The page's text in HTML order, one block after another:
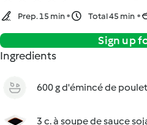
Prep. 15 min Total 45 min
Sign up
Ingredients
600 g d'émincé de poulet
3 c. à soupe de sauce